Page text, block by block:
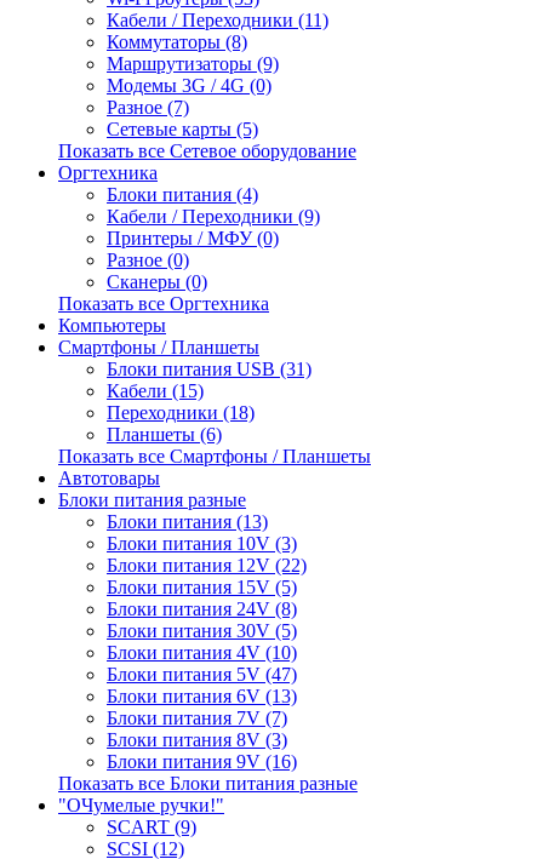
Кабели / Переходники (11)
Коммутаторы (8)
Маршрутизаторы (9)
Модемы 3G / 4G (0)
Разное (7)
Сетевые карты (5)
Показать все Сетевое оборудование
Оргтехника
Блоки питания (4)
Кабели / Переходники (9)
Принтеры / МФУ (0)
Разное (0)
Сканеры (0)
Показать все Оргтехника
Компьютеры
Смартфоны / Планшеты
Блоки питания USB (31)
Кабели (15)
Переходники (18)
Планшеты (6)
Показать все Смартфоны / Планшеты
Автотовары
Блоки питания разные
Блоки питания (13)
Блоки питания 10V (3)
Блоки питания 12V (22)
Блоки питания 15V (5)
Блоки питания 24V (8)
Блоки питания 30V (5)
Блоки питания 4V (10)
Блоки питания 5V (47)
Блоки питания 6V (13)
Блоки питания 7V (7)
Блоки питания 8V (3)
Блоки питания 9V (16)
Показать все Блоки питания разные
"ОЧумелые ручки!"
SCART (9)
SCSI (12)